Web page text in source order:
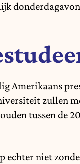
Amerikaans
zullen
tussen de
niet